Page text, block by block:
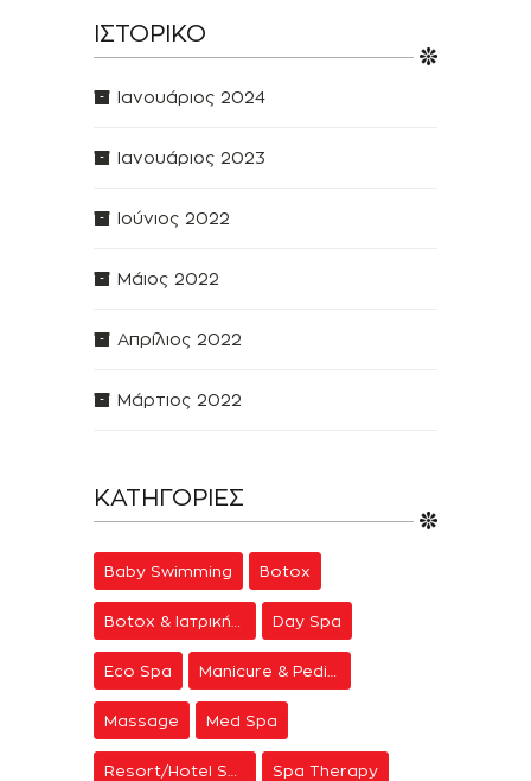
ΙΣΤΟΡΙΚΌ
Ιανουάριος 2024
Ιανουάριος 2023
Ιούνιος 2022
Μάιος 2022
Απρίλιος 2022
Μάρτιος 2022
ΚΑΤΗΓΟΡΊΕΣ
Baby Swimming Botox
Day Spa
Eco Spa
Massage Med Spa
Spa Therapy